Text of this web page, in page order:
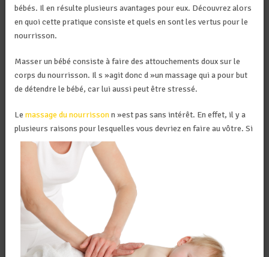
bébés. Il en résulte plusieurs avantages pour eux. Découvrez alors
en quoi cette pratique consiste et quels en sont les vertus pour le
nourrisson.
Masser un bébé consiste à faire des attouchements doux sur le
corps du nourrisson. Il s »agit donc d »un massage qui a pour but
de détendre le bébé, car lui aussi peut être stressé.
Le massage du nourrissonn »est pas sans intérêt. En effet, il y a
plusieurs raisons pour lesquelles vous devriez en faire au vôtre. Si